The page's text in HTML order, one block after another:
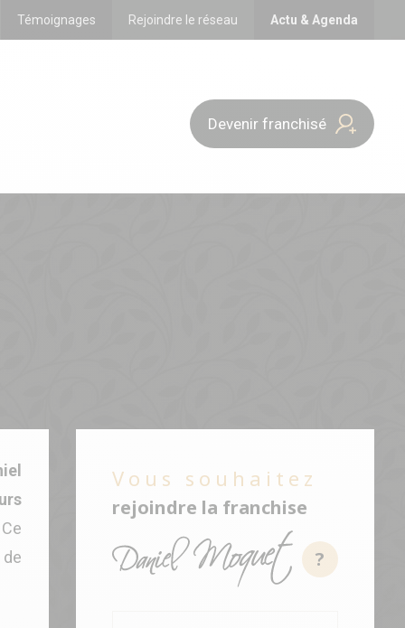
Témoignages Rejoindre le réseau Actu & Agenda
Devenir franchisé
Vous souhaitez
rejoindre la franchise
?